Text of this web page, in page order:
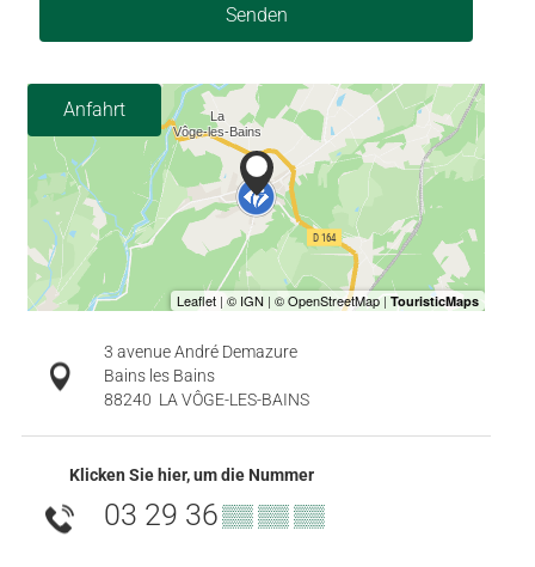
Senden
Anfahrt
3 avenue André Demazure
Bains les Bains
88240 LA VÔGE-LES-BAINS
Klicken Sie hier, um die Nummer
03 29 36▒▒ ▒▒ ▒▒